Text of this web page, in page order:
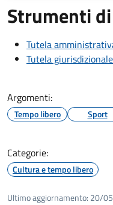
Strumenti
Tutela
Tutela giurisdizionale
Argomenti:
Tempo libero Sport
Categorie:
Cultura e tempo libero
Ultimo aggiornamento: 20/